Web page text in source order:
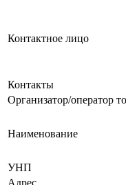
Контактное лицо
Контакты
Организатор/оператор
Наименование
УНП
Адрес